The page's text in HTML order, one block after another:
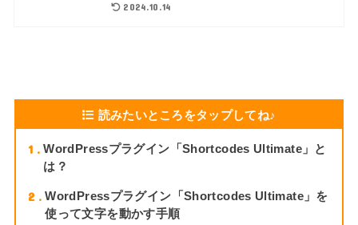
2024.10.14
読みたいところをタップしてね♪
1
WordPressプラグイン「Shortcodes Ultimate」と
は？
2
WordPressプラグイン「Shortcodes Ultimate」を
使って文字を動かす手順